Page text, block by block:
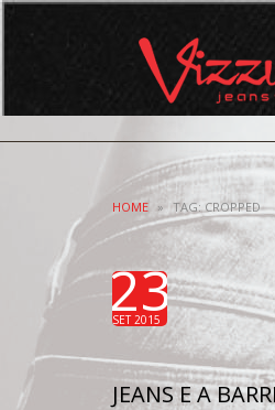
HOME » TAG: CROPPED
23
SET 2015
JEANS E A